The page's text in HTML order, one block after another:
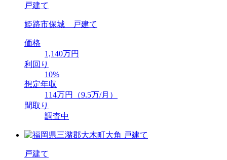
戸建て
姫路市保城 戸建て
価格
1,140万円
利回り
10%
想定年収
114万円（9.5万/月）
間取り
調査中
戸建て